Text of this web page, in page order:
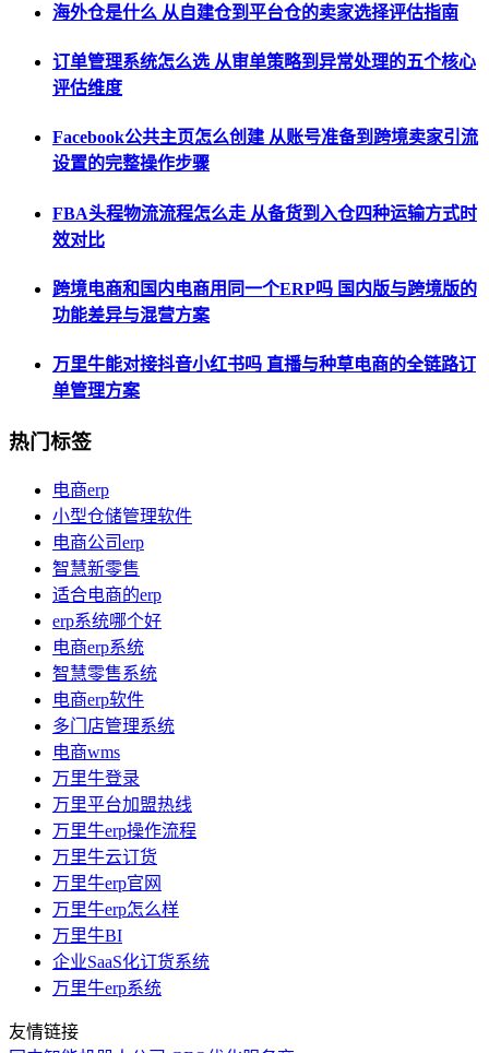
海外仓是什么 从自建仓到平台仓的卖家选择评估指南
订单管理系统怎么选 从审单策略到异常处理的五个核心
评估维度
Facebook公共主页怎么创建 从账号准备到跨境卖家引流
设置的完整操作步骤
FBA头程物流流程怎么走 从备货到入仓四种运输方式时
效对比
跨境电商和国内电商用同一个ERP吗 国内版与跨境版的
功能差异与混营方案
万里牛能对接抖音小红书吗 直播与种草电商的全链路订
单管理方案
热门标签
电商erp
小型仓储管理软件
电商公司erp
智慧新零售
适合电商的erp
erp系统哪个好
电商erp系统
智慧零售系统
电商erp软件
多门店管理系统
电商wms
万里牛登录
万里平台加盟热线
万里牛erp操作流程
万里牛云订货
万里牛erp官网
万里牛erp怎么样
万里牛BI
企业SaaS化订货系统
万里牛erp系统
友情链接